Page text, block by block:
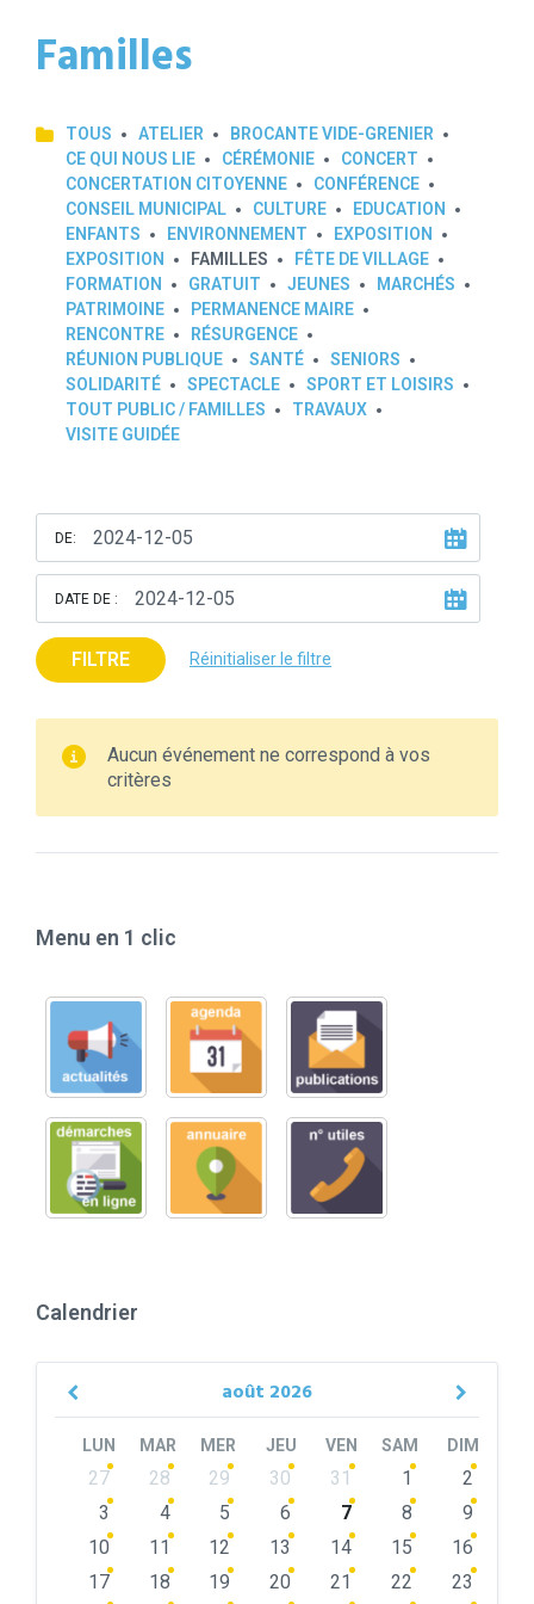
Familles
TOUS ATELIER
BROCANTE VIDE-GRENIER
CE QUI NOUS LIE
CÉRÉMONIE
CONCERT
CONCERTATION CITOYENNE
CONFÉRENCE
CONSEIL MUNICIPAL
CULTURE
EDUCATION
ENFANTS
ENVIRONNEMENT
EXPOSITION
EXPOSITION
FAMILLES
FÊTE DE VILLAGE
FORMATION
GRATUIT JEUNES
MARCHÉS
PATRIMOINE
PERMANENCE MAIRE
RENCONTRE
RÉSURGENCE
RÉUNION PUBLIQUE
SANTÉ
SENIORS
SOLIDARITÉ
SPECTACLE
SPORT ET LOISIRS
TOUT PUBLIC / FAMILLES
TRAVAUX
VISITE GUIDÉE
DE:
DATE DE :
FILTRE Réinitialiser le filtre
Aucun événement ne correspond à vos
critères
Menu en 1 clic
Calendrier
août 2026
Previous
LUN MAR MER JEU VEN SAM DIM
Skip
calendar
27 28 29 30 31 1
2
3
4 5 6 7 8
9
10
11 12 13 14 15
16
17
18 19 20 21 22
23